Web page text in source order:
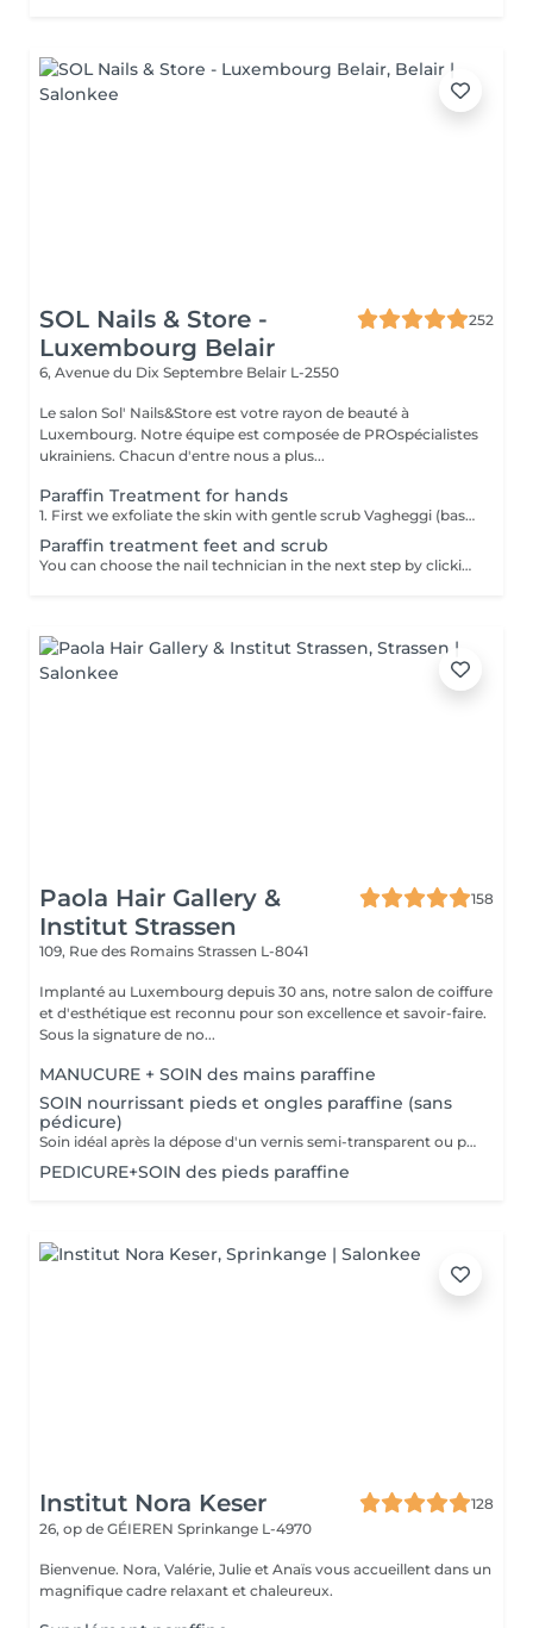
SOL Nails & Store -
Luxembourg Belair
252
6, Avenue du Dix Septembre Belair L-2550
Le salon Sol' Nails&Store est votre rayon de beauté à
Luxembourg. Notre équipe est composée de PROspécialistes
ukrainiens. Chacun d'entre nous a plus...
Paraffin Treatment for hands
1. First we exfoliate the skin with gentle scrub Vagheggi (based on brown sugar and ground coffee that have an exfoliating effect; also it includes detoxifying green clay) 2. After, we apply hydrating cream Vagheggi (that includes coconut oil and cocoa butter, vitamin E and moisturising hyaluronic acid) - it's amazing for nourishing and hydrating. 3. The last step is the paraffin wax itself. You gently dip a few times your hand into the warm melted paraffin. It builds up a thick, warm "glove" of wax. 4. Once the wax layers are set, the hand is wrapped in a protective plastic liner and then placed into a soft glove. This insulates the heat and allows the moisture to be absorbed. For 15-20 min you have time to rest and relax. 5. The final step is to remove everything and your hands are ready, fully nourished. Depending on your skin and desire, you can repeat this treatment 2-4 time once a week or 2 weeks to get a cumulative effect. Advantages: Deeply nourishes dry skin, restores elasticity, and provides a "velvet skin" effect. Ideal after winter.
Paraffin treatment feet and scrub
You can choose the nail technician in the next step by clicking "Select employee". 1. First we exfoliate the skin with gentle scrub Vagheggi (based on brown sugar and ground coffee that have an exfoliating effect; also it includes detoxifying green clay) 2. After, we apply hydrating cream Vagheggi (that includes coconut oil and cocoa butter, vitamin E and moisturising hyaluronic acid) - it's amazing for nourishing and hydrating. 3. The last step is the paraffin wax itself. You gently dip a few times your foot into the warm melted paraffin. It builds up a thick, warm "glove" of wax. 4. Once the wax layers are set, the foot is wrapped in a protective plastic liner and then placed into a soft glove. This insulates the heat and allows the moisture to be absorbed. For 15-20 min you have time to rest and relax. 5. The final step is to remove everything and your feet are ready, fully nourished. Depending on your skin and desire, you can repeat this treatment 2-4 time once a week or 2 weeks to get a cumulative effect. Advantages: Deeply nourishes dry skin, restores elasticity, and provides a "velvet skin" effect. Ideal after winter.
Paola Hair Gallery &
Institut Strassen
158
109, Rue des Romains Strassen L-8041
Implanté au Luxembourg depuis 30 ans, notre salon de coiffure
et d'esthétique est reconnu pour son excellence et savoir-faire.
Sous la signature de no...
MANUCURE + SOIN des mains paraffine
SOIN nourrissant pieds et ongles paraffine (sans
pédicure)
Soin idéal après la dépose d'un vernis semi-transparent ou pour simplement nourrir les pieds et les ongles
PEDICURE+SOIN des pieds paraffine
Institut Nora Keser
128
26, op de GÉIEREN Sprinkange L-4970
Bienvenue. Nora, Valérie, Julie et Anaïs vous accueillent dans un
magnifique cadre relaxant et chaleureux.